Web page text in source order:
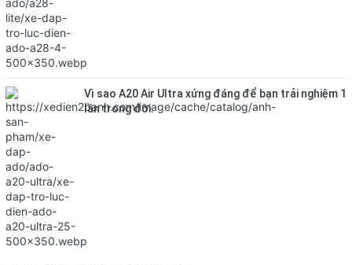
Vì sao A20 Air Ultra xứng đáng để bạn trải nghiệm 1
lần trong đời.